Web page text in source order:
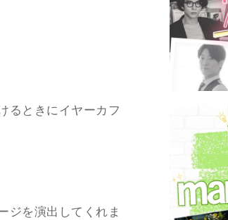
るときにイヤーカフ
ジを演出してくれま